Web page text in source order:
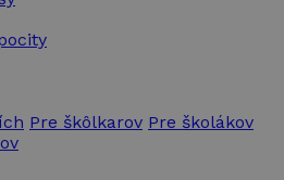
Pre škôlkarov Pre školákov